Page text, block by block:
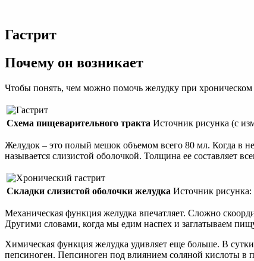
Гастрит
Почему он возникает
Чтобы понять, чем можно помочь желудку при хроническом
Схема пищеварительного тракта Источник рисунка (с
Желудок – это полый мешок объемом всего 80 мл. Когда в
называется слизистой оболочкой. Толщина ее составляет
Складки слизистой оболочки желудка Источник
Механическая функция желудка впечатляет. Cложно
Другими словами, когда мы едим наспех и заглатываем
Химическая функция желудка удивляет еще больше. В
пепсиноген. Пепсиноген под влиянием соляной кислоты в